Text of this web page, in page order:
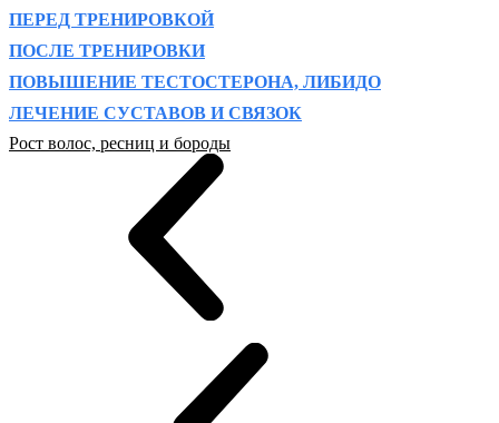
ПЕРЕД ТРЕНИРОВКОЙ
ПОСЛЕ ТРЕНИРОВКИ
ПОВЫШЕНИЕ ТЕСТОСТЕРОНА, ЛИБИДО
ЛЕЧЕНИЕ СУСТАВОВ И СВЯЗОК
Рост волос, ресниц и бороды